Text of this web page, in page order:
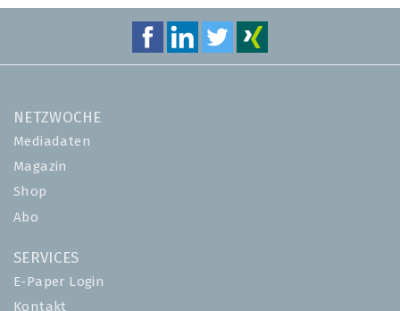
NETZWOCHE
Mediadaten
Magazin
Shop
Abo
SERVICES
E-Paper Login
Kontakt